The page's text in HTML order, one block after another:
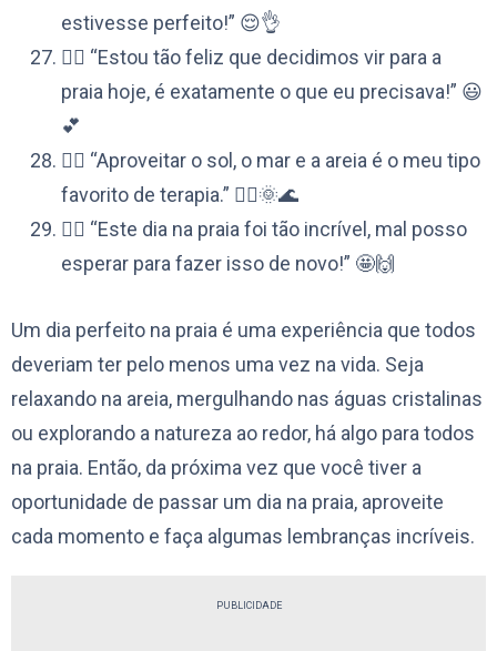
estivesse perfeito!” 😌👌
👉🏼 “Estou tão feliz que decidimos vir para a
praia hoje, é exatamente o que eu precisava!” 😃
💕
👉🏼 “Aproveitar o sol, o mar e a areia é o meu tipo
favorito de terapia.” 💆‍♀️🌞🌊
👉🏼 “Este dia na praia foi tão incrível, mal posso
esperar para fazer isso de novo!” 🤩🙌
Um dia perfeito na praia é uma experiência que todos
deveriam ter pelo menos uma vez na vida. Seja
relaxando na areia, mergulhando nas águas cristalinas
ou explorando a natureza ao redor, há algo para todos
na praia. Então, da próxima vez que você tiver a
oportunidade de passar um dia na praia, aproveite
cada momento e faça algumas lembranças incríveis.
PUBLICIDADE